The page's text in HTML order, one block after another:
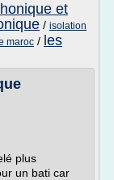
et
/ isolation
maroc / les
plus
un bati car